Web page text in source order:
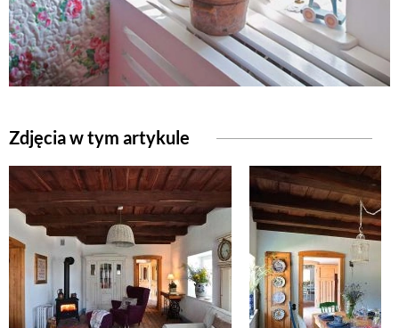
Zdjęcia w tym artykule
EKO ŻYCIE
PRZYRODA
ZWIERZĘTA W NATURZE
GRZYBY
KRAJOBRAZ